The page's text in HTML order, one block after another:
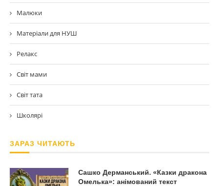
Малюки
Матеріали для НУШ
Релакс
Світ мами
Світ тата
Школярі
ЗАРАЗ ЧИТАЮТЬ
Сашко Дерманський. «Казки дракона
Омелька»: анімований текст